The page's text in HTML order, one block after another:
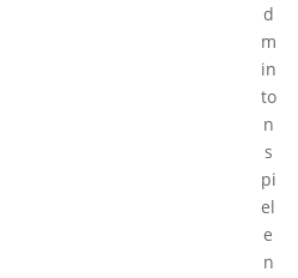
d
m
in
to
n
s
pi
el
e
n